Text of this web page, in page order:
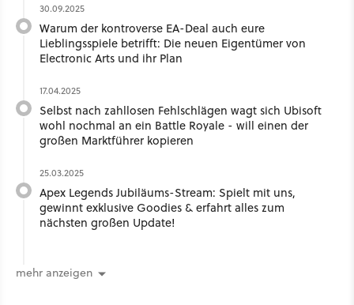
30.09.2025
Warum der kontroverse EA-Deal auch eure
Lieblingsspiele betrifft: Die neuen Eigentümer von
Electronic Arts und ihr Plan
17.04.2025
Selbst nach zahllosen Fehlschlägen wagt sich Ubisoft
wohl nochmal an ein Battle Royale - will einen der
großen Marktführer kopieren
25.03.2025
Apex Legends Jubiläums-Stream: Spielt mit uns,
gewinnt exklusive Goodies & erfahrt alles zum
nächsten großen Update!
mehr anzeigen